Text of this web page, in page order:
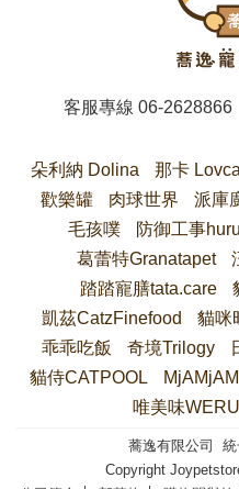
客服專線06-2628866
朵利納 Dolina 那卡
歡樂罐
肉球世界 派庫
毛孩噗
防御工事
葛蕾特Granatapet
踏踏寵膳tata.care
凱茲CatzFinefood
貓咪
乖乖吃飯
奇境Trilogy
貓侍CATPOOL
MjAMjAM
唯美味
蕎逸有限公司 統
Copyright